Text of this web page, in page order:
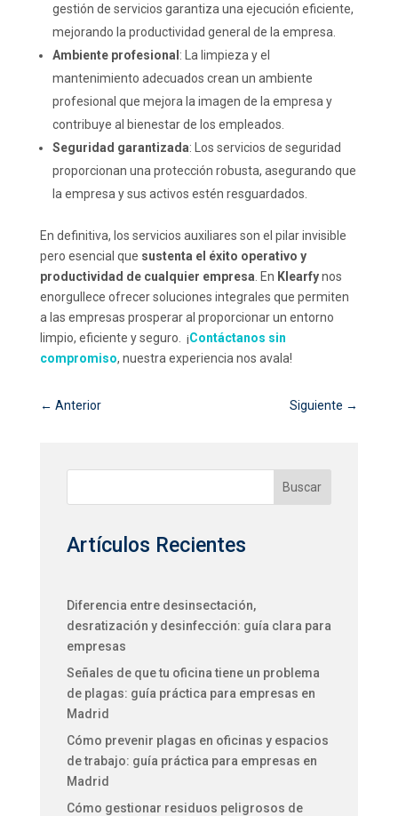
gestión de servicios garantiza una ejecución eficiente,
mejorando la productividad general de la empresa.
Ambiente profesional : La limpieza y el
mantenimiento adecuados crean un ambiente
profesional que mejora la imagen de la empresa y
contribuye al bienestar de los empleados.
Seguridad garantizada: Los servicios de seguridad
proporcionan una protección robusta, asegurando que
la empresa y sus activos estén resguardados.
En definitiva, los servicios auxiliares son el pilar invisible
pero esencial que sustenta el éxito operativo y
productividad de cualquier empresa . En Klearfynos
enorgullece ofrecer soluciones integrales que permiten
a las empresas prosperar al proporcionar un entorno
limpio, eficiente y seguro. ¡Contáctanos sin
compromiso, nuestra experiencia nos avala!
← Anterior Siguiente →
Buscar
Artículos Recientes
Diferencia entre desinsectación,
desratización y desinfección: guía clara para
empresas
Señales de que tu oficina tiene un problema
de plagas: guía práctica para empresas en
Madrid
Cómo prevenir plagas en oficinas y espacios
de trabajo: guía práctica para empresas en
Madrid
Cómo gestionar residuos peligrosos de